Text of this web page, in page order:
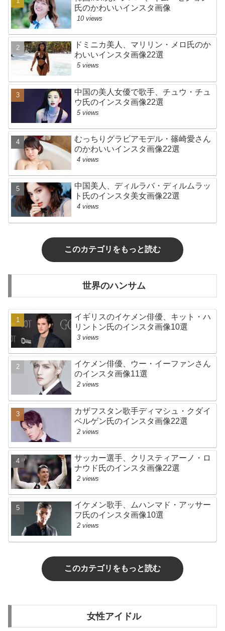
氏のかわいいインスタ画像
10 views
ドミニカ美人、マリリン・メロ氏のか
わいいインスタ画像22選
5 views
中国の美人女優で歌手、チュウ・チュ
ウ氏のインスタ画像22選
5 views
むっちりグラビアモデル・篠崎愛さん
のかわいいインスタ画像22選
4 views
中国美人、ディルラバ・ディルムラッ
ト氏のインスタ美女画像22選
4 views
このカテゴリをもっと読む
世界のハンサム
イギリスのイケメン俳優、キット・ハ
リントン氏のインスタ画像10選
3 views
イケメン俳優、ウー・イーファンさん
のインスタ画像11選
2 views
カザフスタン歌手ディマシュ・クダイ
ベルゲン氏のインスタ画像22選
2 views
サッカー選手、クリスティアーノ・ロ
ナウド氏のインスタ画像22選
2 views
イケメン歌手、ムハンマド・アッサー
フ氏のインスタ画像10選
2 views
このカテゴリをもっと読む
女性アイドル